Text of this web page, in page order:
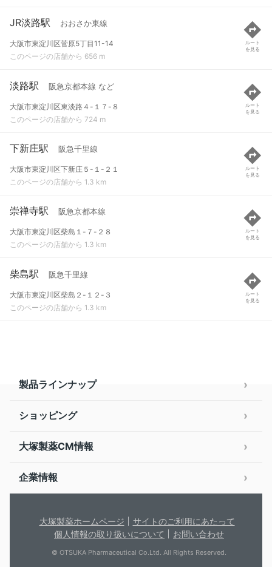
JR淡路駅 おおさか東線
大阪市東淀川区菅原5丁目11-14
このページの店舗から 656 m
ルート
を見る
淡路駅 阪急京都本線 など
大阪市東淀川区東淡路４-１７-８
このページの店舗から 724 m
ルート
を見る
下新庄駅 阪急千里線
大阪市東淀川区下新庄５-１-２１
このページの店舗から 1.3 km
ルート
を見る
崇禅寺駅 阪急京都本線
大阪市東淀川区柴島１-７-２８
このページの店舗から 1.3 km
ルート
を見る
柴島駅 阪急千里線
大阪市東淀川区柴島２-１２-３
このページの店舗から 1.3 km
ルート
を見る
製品ラインナップ
ショッピング
大塚製薬CM情報
企業情報
大塚製薬ホームページ
サイトのご利用にあたって
個人情報の取り扱いについて
お問い合わせ
© OTSUKA Pharmaceutical Co.Ltd. All Rights Reserved.